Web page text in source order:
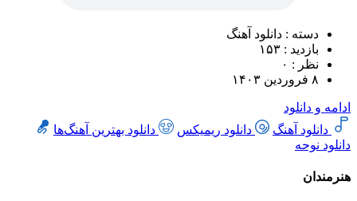
دسته : دانلود آهنگ
بازدید : ۱۵۳
نظر : ۰
۸ فروردین ۱۴۰۳
ادامه و دانلود
دانلود آهنگ
دانلود ریمیکس
دانلود بهترین آهنگ‌ها
دانلود نوحه
هنرمندان